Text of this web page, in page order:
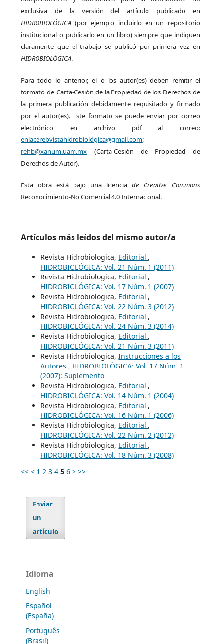
exclusiva de la versión del artículo publicado en
HIDROBIOLÓGICA (por ejemplo incluirlo en un repositorio
institucional o publicarlo en un libro) siempre que indiquen
claramente que el trabajo se publicó por primera vez en
HIDROBIOLÓGICA.
Para todo lo anterior, el o los autor(es) deben remitir el
formato de Carta-Cesión de la Propiedad de los Derechos de
la primera publicación debidamente requisitado y firmado
por el autor(es). Este formato se puede enviar por correo
electrónico en archivo pdf al correo:
enlacerebvistahidrobiológica@gmail.com;
rehb@xanum.uam.mx (Carta-Cesión de Propiedad de
Derechos de Autor).
Esta obra está bajo una licenciade Creative Commons
Reconocimiento-No Comercial 4.0 Internacional.
Artículos más leídos del mismo autor/a
Revista Hidrobiologica, Editorial ,
HIDROBIOLÓGICA: Vol. 21 Núm. 1 (2011)
Revista Hidrobiologica, Editorial ,
HIDROBIOLÓGICA: Vol. 17 Núm. 1 (2007)
Revista Hidrobiologica, Editorial ,
HIDROBIOLÓGICA: Vol. 22 Núm. 3 (2012)
Revista Hidrobiologica, Editorial ,
HIDROBIOLÓGICA: Vol. 24 Núm. 3 (2014)
Revista Hidrobiologica, Editorial ,
HIDROBIOLÓGICA: Vol. 21 Núm. 3 (2011)
Revista Hidrobiologica,Instrucciones a los
Autores , HIDROBIOLÓGICA: Vol. 17 Núm. 1
(2007): Suplemento
Revista Hidrobiologica, Editorial ,
HIDROBIOLÓGICA: Vol. 14 Núm. 1 (2004)
Revista Hidrobiologica, Editorial ,
HIDROBIOLÓGICA: Vol. 16 Núm. 1 (2006)
Revista Hidrobiologica, Editorial ,
HIDROBIOLÓGICA: Vol. 22 Núm. 2 (2012)
Revista Hidrobiologica, Editorial ,
HIDROBIOLÓGICA: Vol. 18 Núm. 3 (2008)
<< < 1 2 3 4 5 6 > >>
Enviar
un
artículo
Idioma
English
Español
(España)
Português
(Brasil)